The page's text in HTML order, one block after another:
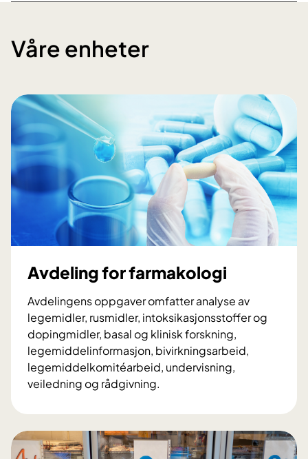
Våre enheter
Avdeling for farmakologi
Avdelingens oppgaver omfatter analyse av
legemidler, rusmidler, intoksikasjonsstoffer og
dopingmidler, basal og klinisk forskning,
legemiddelinformasjon, bivirkningsarbeid,
legemiddelkomitéarbeid, undervisning,
veiledning og rådgivning.
v
d